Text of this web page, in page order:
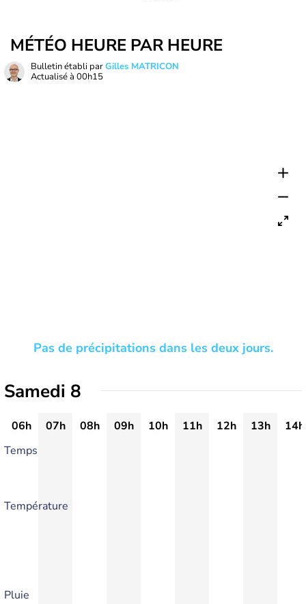
MÉTÉO HEURE PAR HEURE
Bulletin établi parGilles MATRICON
Actualisé à 00h15
Pas de précipitations dans les deux jours.
Samedi 8
06h 07h 08h 09h 10h 11h 12h 13h
14h
Temps
Température
Pluie